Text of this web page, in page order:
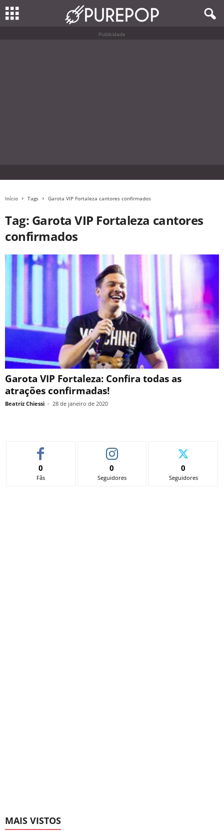
Publicidade
Início Tags Garota VIP Fortaleza cantores confirmados
Tag: Garota VIP Fortaleza cantores
confirmados
Garota VIP Fortaleza: Confira todas as
atrações confirmadas!
Beatriz Chiessi - 28 de janeiro de 2020
0
Fãs
0
Seguidores
0
Seguidores
MAIS VISTOS